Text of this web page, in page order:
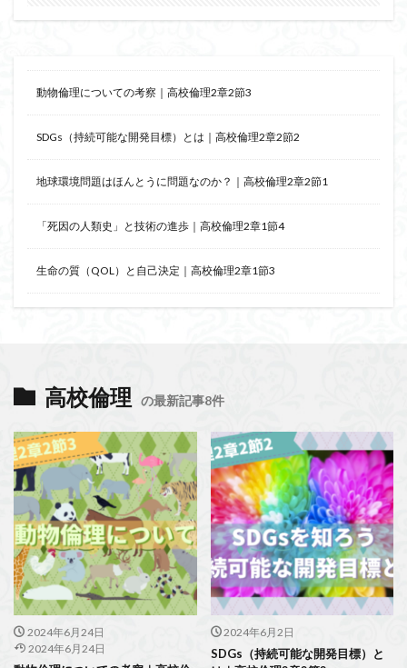
動物倫理についての考察｜高校倫理2章2節3
SDGs（持続可能な開発目標）とは｜高校倫理2章2節2
地球環境問題はほんとうに問題なのか？｜高校倫理2章2節1
「死因の人類史」と技術の進歩｜高校倫理2章1節4
生命の質（QOL）と自己決定｜高校倫理2章1節3
高校倫理 の最新記事8件
2024年6月24日
2024年6月24日
2024年6月2日
SDGs（持続可能な開発目標）と